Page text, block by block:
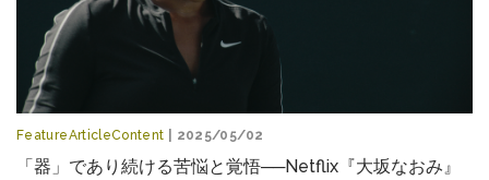
FeatureArticleContent | 2025/05/02
「器」であり続ける苦悩と覚悟──Netflix『大坂なおみ』